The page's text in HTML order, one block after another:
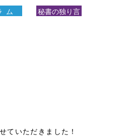
ム 秘書の独り言
ていただきました！